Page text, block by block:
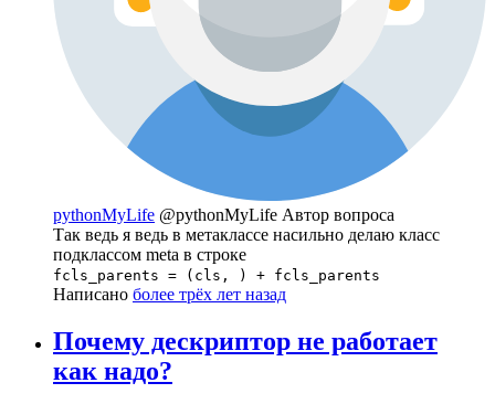
pythonMyLife @pythonMyLife Автор вопроса
Так ведь я ведь в метаклассе насильно делаю класс
подклассом meta в строке
fcls_parents = (cls, ) + fcls_parents
Написано более трёх лет назад
Почему дескриптор не работает
как надо?